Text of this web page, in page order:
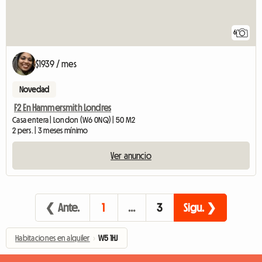
6
$1939 / mes
Novedad
F2 En Hammersmith Londres
Casa entera | London (W6 0NQ) | 50 M2
2 pers. | 3 meses mínimo
Ver anuncio
❮ Ante. 1 … 3 Sigu. ❯
Habitaciones en alquiler › W5 1HJ